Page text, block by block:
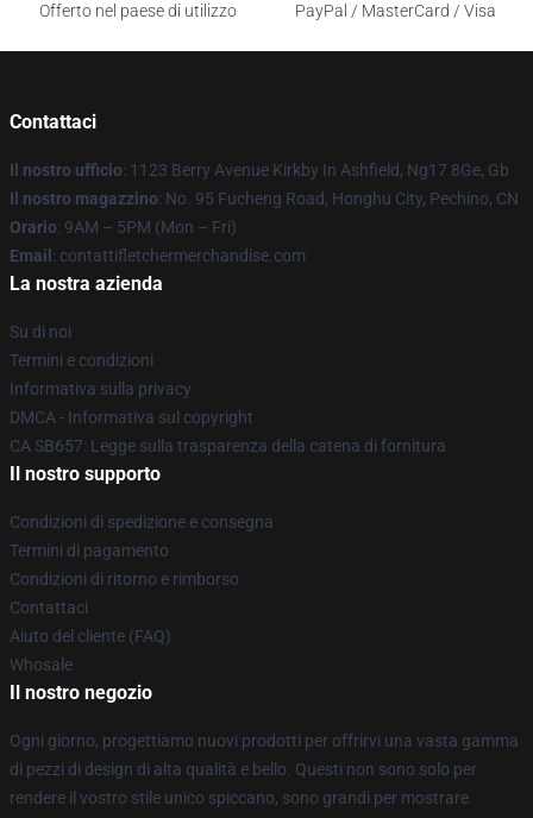
Offerto nel paese di utilizzo
PayPal / MasterCard / Visa
Contattaci
Il nostro ufficio: 1123 Berry Avenue Kirkby In Ashfield, Ng17 8Ge, Gb
Il nostro magazzino: No. 95 Fucheng Road, Honghu City, Pechino, CN
Orario: 9AM – 5PM (Mon – Fri)
Email : contattifletchermerchandise.com
La nostra azienda
Su di noi
Termini e condizioni
Informativa sulla privacy
DMCA - Informativa sul copyright
CA SB657: Legge sulla trasparenza della catena di fornitura
Il nostro supporto
Condizioni di spedizione e consegna
Termini di pagamento
Condizioni di ritorno e rimborso
Contattaci
Aiuto del cliente (FAQ)
Whosale
Il nostro negozio
Ogni giorno, progettiamo nuovi prodotti per offrirvi una vasta gamma
di pezzi di design di alta qualità e bello. Questi non sono solo per
rendere il vostro stile unico spiccano, sono grandi per mostrare